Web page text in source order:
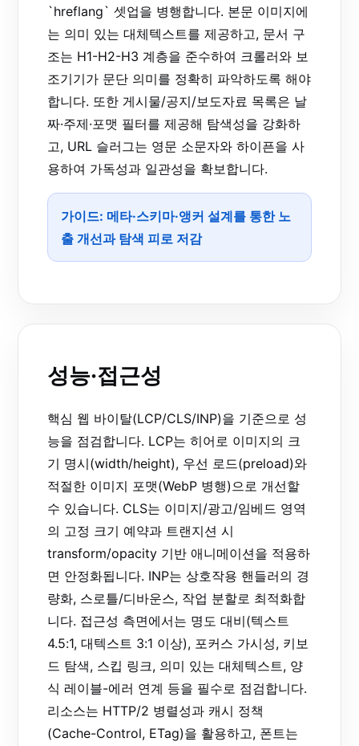
`hreflang` 셋업을 병행합니다. 본문 이미지에
는 의미 있는 대체텍스트를 제공하고, 문서 구
조는 H1-H2-H3 계층을 준수하여 크롤러와 보
조기기가 문단 의미를 정확히 파악하도록 해야
합니다. 또한 게시물/공지/보도자료 목록은 날
짜·주제·포맷 필터를 제공해 탐색성을 강화하
고, URL 슬러그는 영문 소문자와 하이픈을 사
용하여 가독성과 일관성을 확보합니다.
가이드: 메타·스키마·앵커 설계를 통한 노
출 개선과 탐색 피로 저감
성능·접근성
핵심 웹 바이탈(LCP/CLS/INP)을 기준으로 성
능을 점검합니다. LCP는 히어로 이미지의 크
기 명시(width/height), 우선 로드(preload)와
적절한 이미지 포맷(WebP 병행)으로 개선할
수 있습니다. CLS는 이미지/광고/임베드 영역
의 고정 크기 예약과 트랜지션 시
transform/opacity 기반 애니메이션을 적용하
면 안정화됩니다. INP는 상호작용 핸들러의 경
량화, 스로틀/디바운스, 작업 분할로 최적화합
니다. 접근성 측면에서는 명도 대비(텍스트
4.5:1, 대텍스트 3:1 이상), 포커스 가시성, 키보
드 탐색, 스킵 링크, 의미 있는 대체텍스트, 양
식 레이블-에러 연계 등을 필수로 점검합니다.
리소스는 HTTP/2 병렬성과 캐시 정책
(Cache-Control, ETag)을 활용하고, 폰트는